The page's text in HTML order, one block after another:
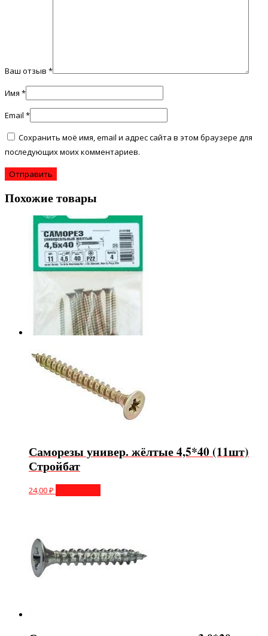
Ваш отзыв *
Имя *
Email *
Сохранить моё имя, email и адрес сайта в этом браузере для
последующих моих комментариев.
Похожие товары
Саморезы универ. жёлтые 4,5*40 (11шт)
Стройбат
24,00₽